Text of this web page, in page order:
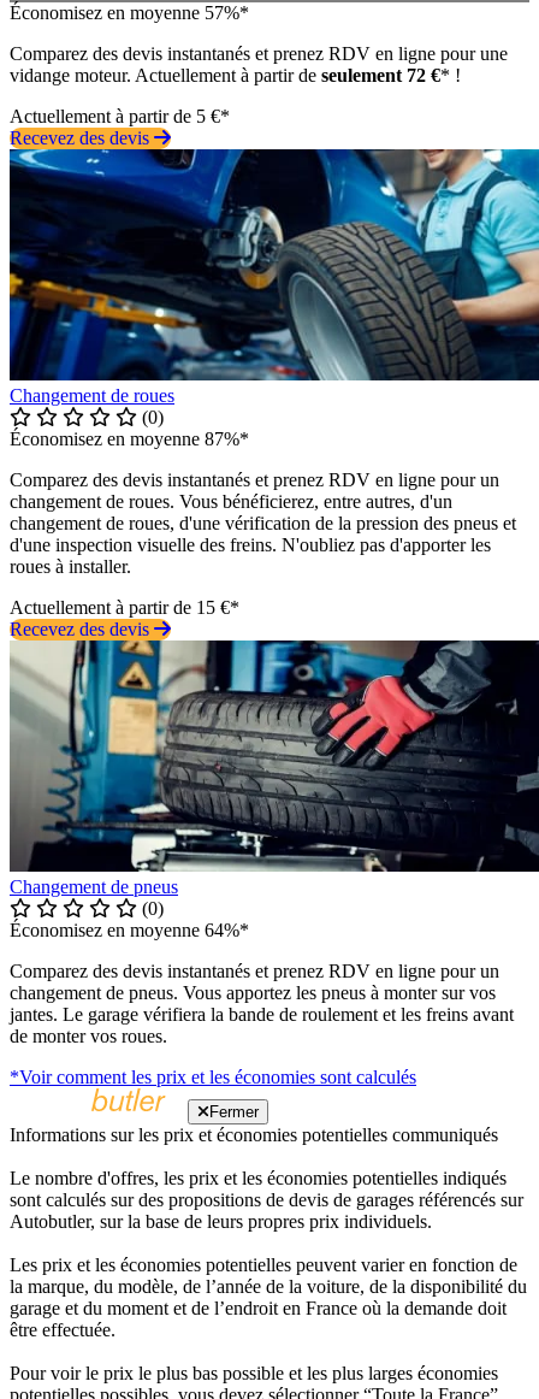
Économisez en moyenne 57%*
Comparez des devis instantanés et prenez RDV en ligne pour une
vidange moteur. Actuellement à partir de seulement 72 €* !
Actuellement à partir de 5 €*
Recevez des devis
Changement de roues
(0)
Économisez en moyenne 87%*
Comparez des devis instantanés et prenez RDV en ligne pour un
changement de roues. Vous bénéficierez, entre autres, d'un
changement de roues, d'une vérification de la pression des pneus et
d'une inspection visuelle des freins. N'oubliez pas d'apporter les
roues à installer.
Actuellement à partir de 15 €*
Recevez des devis
Changement de pneus
(0)
Économisez en moyenne 64%*
Comparez des devis instantanés et prenez RDV en ligne pour un
changement de pneus. Vous apportez les pneus à monter sur vos
jantes. Le garage vérifiera la bande de roulement et les freins avant
de monter vos roues.
*Voir comment les prix et les économies sont calculés
Fermer
Informations sur les prix et économies potentielles communiqués
Le nombre d'offres, les prix et les économies potentielles indiqués
sont calculés sur des propositions de devis de garages référencés sur
Autobutler, sur la base de leurs propres prix individuels.
Les prix et les économies potentielles peuvent varier en fonction de
la marque, du modèle, de l’année de la voiture, de la disponibilité du
garage et du moment et de l’endroit en France où la demande doit
être effectuée.
Pour voir le prix le plus bas possible et les plus larges économies
potentielles possibles, vous devez sélectionner “Toute la France”